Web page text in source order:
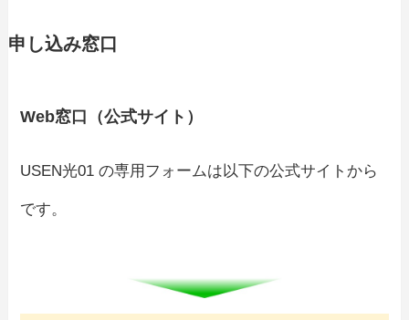
申し込み窓口
Web窓口（公式サイト）
USEN光01 の専用フォームは以下の公式サイトから
です。